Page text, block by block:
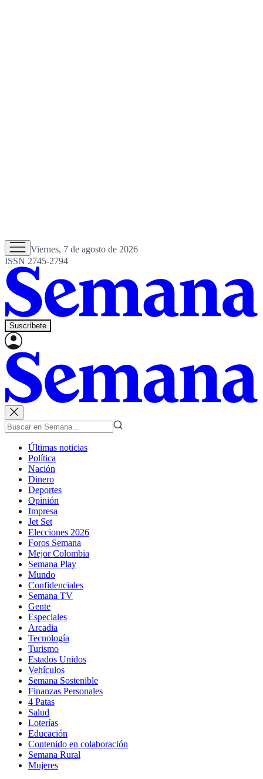
Viernes, 7 de agosto de 2026
ISSN 2745-2794
Suscríbete
Últimas noticias
Política
Nación
Dinero
Deportes
Opinión
Impresa
Jet Set
Elecciones 2026
Foros Semana
Mejor Colombia
Semana Play
Mundo
Confidenciales
Semana TV
Gente
Especiales
Arcadia
Tecnología
Turismo
Estados Unidos
Vehículos
Semana Sostenible
Finanzas Personales
4 Patas
Salud
Loterías
Educación
Contenido en colaboración
Semana Rural
Mujeres